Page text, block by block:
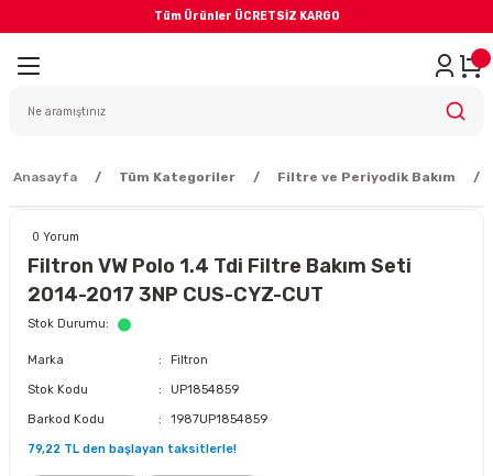
Tüm Ürünler ÜCRETSİZ KARGO
Geri Dön
Sistemi
Anasayfa Tüm Kategoriler Filtre ve Periyodik Bakım
0 Yorum
Filtron VW Polo 1.4 Tdi Filtre Bakım Seti
2014-2017 3NP CUS-CYZ-CUT
Stok Durumu
Marka Filtron
Stok Kodu UP1854859
Barkod Kodu 1987UP1854859
79,22 TL den başlayan taksitlerle!